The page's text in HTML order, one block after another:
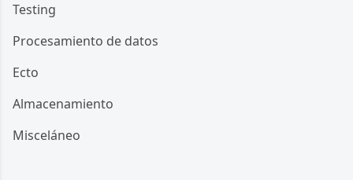
Testing
Procesamiento de datos
Ecto
Almacenamiento
Misceláneo